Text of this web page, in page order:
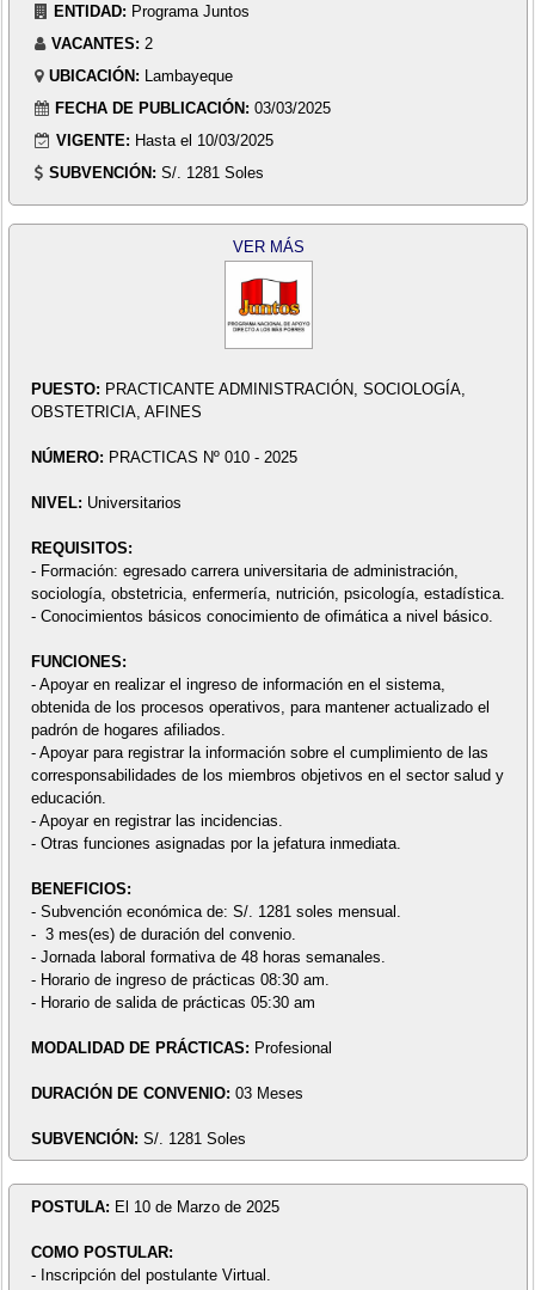
ENTIDAD: Programa Juntos
VACANTES: 2
UBICACIÓN:
Lambayeque
FECHA DE PUBLICACIÓN: 03/03/2025
VIGENTE: Hasta el 10/03/2025
SUBVENCIÓN: S/. 1281 Soles
VER MÁS
PUESTO: PRACTICANTE ADMINISTRACIÓN, SOCIOLOGÍA,
OBSTETRICIA, AFINES
NÚMERO: PRACTICAS Nº 010 - 2025
NIVEL: Universitarios
REQUISITOS:
- Formación: egresado carrera universitaria de administración,
sociología, obstetricia, enfermería, nutrición, psicología, estadística.
- Conocimientos básicos conocimiento de ofimática a nivel básico.
FUNCIONES:
- Apoyar en realizar el ingreso de información en el sistema,
obtenida de los procesos operativos, para mantener actualizado el
padrón de hogares afiliados.
- Apoyar para registrar la información sobre el cumplimiento de las
corresponsabilidades de los miembros objetivos en el sector salud y
educación.
- Apoyar en registrar las incidencias.
- Otras funciones asignadas por la jefatura inmediata.
BENEFICIOS:
- Subvención económica de: S/. 1281 soles mensual.
- 3 mes(es) de duración del convenio.
- Jornada laboral formativa de 48 horas semanales.
- Horario de ingreso de prácticas 08:30 am.
- Horario de salida de prácticas 05:30 am
MODALIDAD DE PRÁCTICAS: Profesional
DURACIÓN DE CONVENIO: 03 Meses
SUBVENCIÓN: S/. 1281 Soles
POSTULA: El 10 de Marzo de 2025
COMO POSTULAR:
- Inscripción del postulante Virtual.